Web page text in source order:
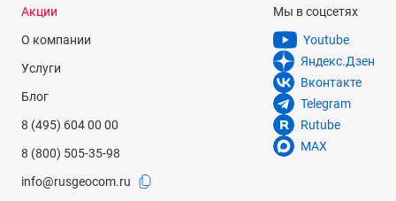
Акции
О компании
Услуги
Блог
8 (495) 604 00 00
8 (800) 505-35-98
info@rusgeocom.ru
Мы в соцсетях
Youtube
Яндекс.Дзен
Вконтакте
Telegram
Rutube
MAX